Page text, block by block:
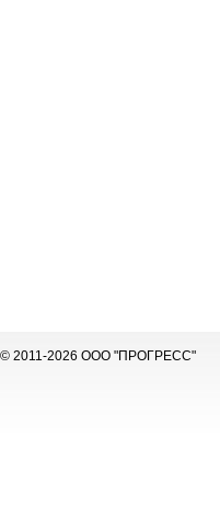
© 2011-2026 ООО "ПРОГРЕСС"